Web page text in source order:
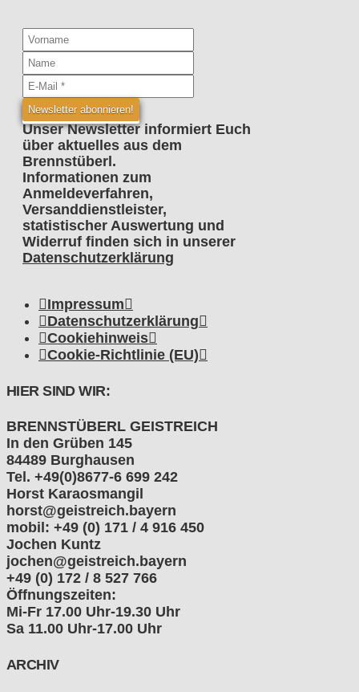
Unser Newsletter informiert Euch
über aktuelles aus dem
Brennstüberl.
Informationen zum
Anmeldeverfahren,
Versanddienstleister,
statistischer Auswertung und
Widerruf finden sich in unserer
Datenschutzerklärung
Impressum
Datenschutzerklärung
Cookiehinweis
Cookie-Richtlinie (EU)
HIER SIND WIR:
BRENNSTÜBERL GEISTREICH
In den Grüben 145
84489 Burghausen
Tel. +49(0)8677-6 699 242
Horst Karaosmangil
horst@geistreich.bayern
mobil: +49 (0) 171 / 4 916 450
Jochen Kuntz
jochen@geistreich.bayern
+49 (0) 172 / 8 527 766
Öffnungszeiten:
Mi-Fr 17.00 Uhr-19.30 Uhr
Sa 11.00 Uhr-17.00 Uhr
ARCHIV